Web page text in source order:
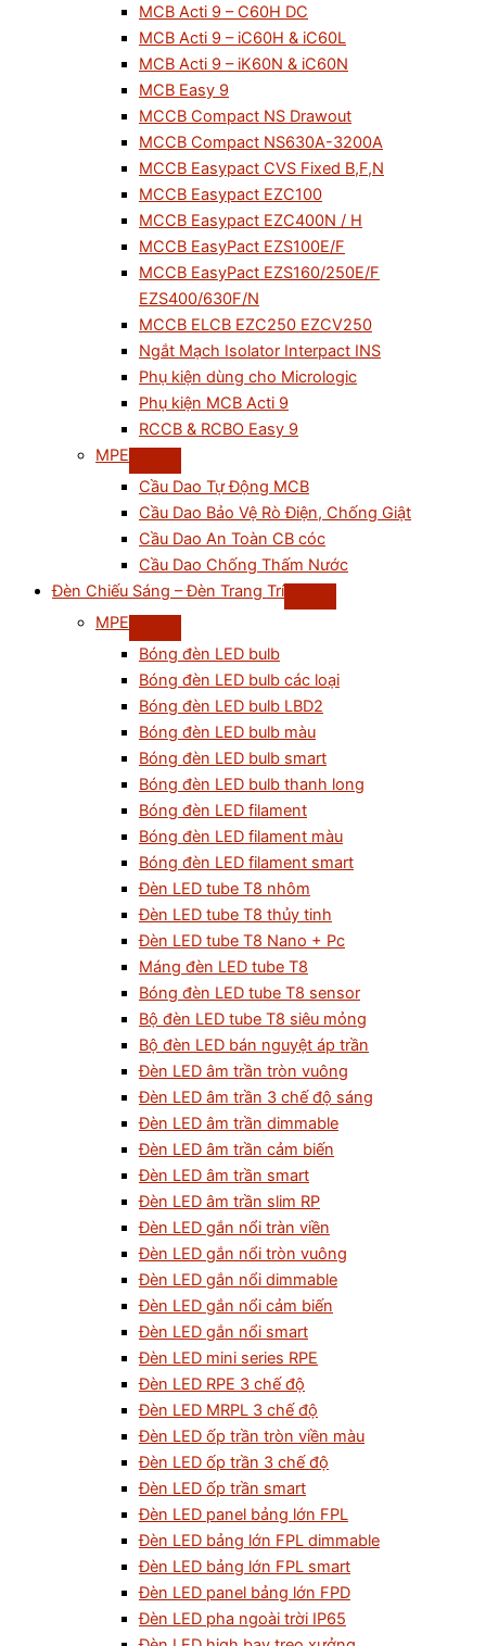
MCB Acti 9 – C60H DC
MCB Acti 9 – iC60H & iC60L
MCB Acti 9 – iK60N & iC60N
MCB Easy 9
MCCB Compact NS Drawout
MCCB Compact NS630A-3200A
MCCB Easypact CVS Fixed B,F,N
MCCB Easypact EZC100
MCCB Easypact EZC400N / H
MCCB EasyPact EZS100E/F
MCCB EasyPact EZS160/250E/F
EZS400/630F/N
MCCB ELCB EZC250 EZCV250
Ngắt Mạch Isolator Interpact INS
Phụ kiện dùng cho Micrologic
Phụ kiện MCB Acti 9
RCCB & RCBO Easy 9
MPE
Cầu Dao Tự Động MCB
Cầu Dao Bảo Vệ Rò Điện, Chống Giật
Cầu Dao An Toàn CB cóc
Cầu Dao Chống Thấm Nước
Đèn Chiếu Sáng – Đèn Trang Trí
MPE
Bóng đèn LED bulb
Bóng đèn LED bulb các loại
Bóng đèn LED bulb LBD2
Bóng đèn LED bulb màu
Bóng đèn LED bulb smart
Bóng đèn LED bulb thanh long
Bóng đèn LED filament
Bóng đèn LED filament màu
Bóng đèn LED filament smart
Đèn LED tube T8 nhôm
Đèn LED tube T8 thủy tinh
Đèn LED tube T8 Nano + Pc
Máng đèn LED tube T8
Bóng đèn LED tube T8 sensor
Bộ đèn LED tube T8 siêu mỏng
Bộ đèn LED bán nguyệt áp trần
Đèn LED âm trần tròn vuông
Đèn LED âm trần 3 chế độ sáng
Đèn LED âm trần dimmable
Đèn LED âm trần cảm biến
Đèn LED âm trần smart
Đèn LED âm trần slim RP
Đèn LED gắn nổi tràn viền
Đèn LED gắn nổi tròn vuông
Đèn LED gắn nổi dimmable
Đèn LED gắn nổi cảm biến
Đèn LED gắn nổi smart
Đèn LED mini series RPE
Đèn LED RPE 3 chế độ
Đèn LED MRPL 3 chế độ
Đèn LED ốp trần tròn viền màu
Đèn LED ốp trần 3 chế độ
Đèn LED ốp trần smart
Đèn LED panel bảng lớn FPL
Đèn LED bảng lớn FPL dimmable
Đèn LED bảng lớn FPL smart
Đèn LED panel bảng lớn FPD
Đèn LED pha ngoài trời IP65